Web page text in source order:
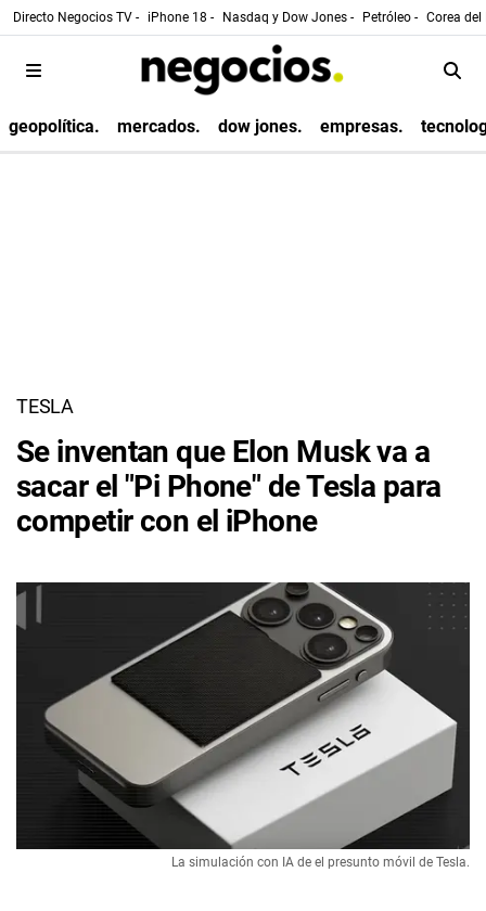
Directo Negocios TV - iPhone 18 - Nasdaq y Dow Jones - Petróleo - Corea
geopolítica. mercados. dow jones. empresas.
TESLA
Se inventan que Elon Musk va a
sacar el "Pi Phone" de Tesla para
competir con el iPhone
La simulación con IA de el presunto móvil de Tesla.